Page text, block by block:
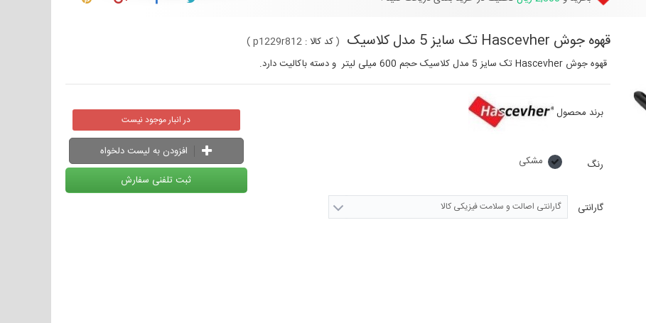
قهوه جوش Hascevher تک سایز 5 مدل کلاسیک (کد کالا : p1229r812
)
قهوه جوش Hascevher تک سایز 5 مدل کلاسیک حجم 600 میلی لیتر و دسته باکالیت دارد.
برند محصول
رنگ مشکی
گارانتی گارانتی اصالت و سلامت فیزیکی کالا
در انبار موجود نیست
افزودن به لیست دلخواه
ثبت تلفنی سفارش